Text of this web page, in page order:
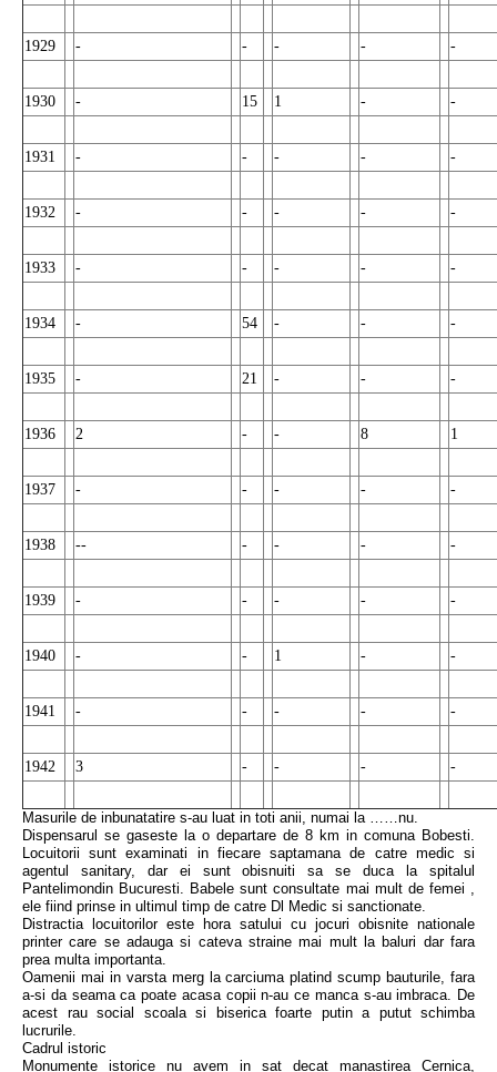
1929 - - - - -
1930 - 15 1 - -
1931 - - - - -
1932 - - - - -
1933 - - - - -
1934 - 54 - - -
1935 - 21 - - -
1936 2 - - 8 1
1937 - - - - -
1938 -- - - - -
1939 - - - - -
1940 - - 1 - -
1941 - - - - -
1942 3 - - - -
Masurile de inbunatatire s-au luat in toti anii, numai la ……nu.
Dispensarul se gaseste la o departare de 8 km in comuna Bobesti.
Locuitorii sunt examinati in fiecare saptamana de catre medic si
agentul sanitary, dar ei sunt obisnuiti sa se duca la spitalul
Pantelimondin Bucuresti. Babele sunt consultate mai mult de femei ,
ele fiind prinse in ultimul timp de catre Dl Medic si sanctionate.
Distractia locuitorilor este hora satului cu jocuri obisnite nationale
printer care se adauga si cateva straine mai mult la baluri dar fara
prea multa importanta.
Oamenii mai in varsta merg la carciuma platind scump bauturile, fara
a-si da seama ca poate acasa copii n-au ce manca s-au imbraca. De
acest rau social scoala si biserica foarte putin a putut schimba
lucrurile.
Cadrul istoric
Monumente istorice nu avem in sat decat manastirea Cernica,